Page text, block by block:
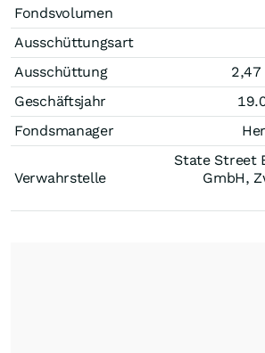
Fondsvolumen
Ausschüttungsart
Ausschüttung
2,47
Geschäftsjahr
Fondsmanager
Verwahrstelle
State Street
GmbH,